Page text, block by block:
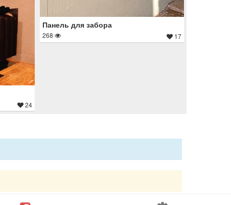
Панель для забора
268 17
24